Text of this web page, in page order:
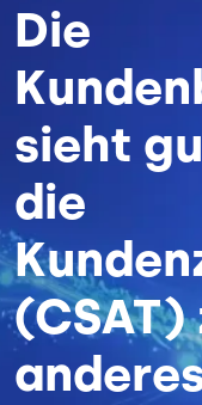
Die
sieht
die